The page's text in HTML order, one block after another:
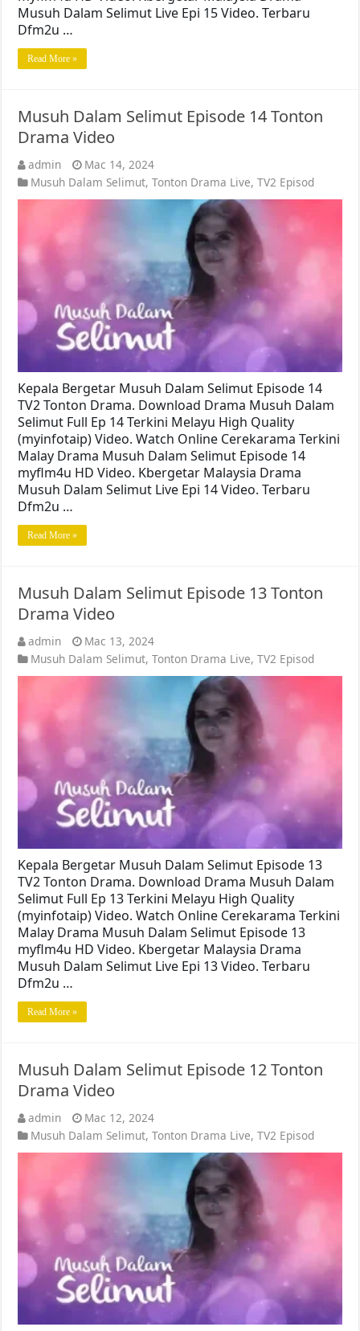
Musuh Dalam Selimut Live Epi 15 Video. Terbaru
Dfm2u …
Read More »
Musuh Dalam Selimut Episode 14 Tonton
Drama Video
admin
Mac 14, 2024
Musuh Dalam Selimut,Tonton Drama Live,TV2 Episod
Kepala Bergetar Musuh Dalam Selimut Episode 14
TV2 Tonton Drama. Download Drama Musuh Dalam
Selimut Full Ep 14 Terkini Melayu High Quality
(myinfotaip) Video. Watch Online Cerekarama Terkini
Malay Drama Musuh Dalam Selimut Episode 14
myflm4u HD Video. Kbergetar Malaysia Drama
Musuh Dalam Selimut Live Epi 14 Video. Terbaru
Dfm2u …
Read More »
Musuh Dalam Selimut Episode 13 Tonton
Drama Video
admin
Mac 13, 2024
Musuh Dalam Selimut,Tonton Drama Live,TV2 Episod
Kepala Bergetar Musuh Dalam Selimut Episode 13
TV2 Tonton Drama. Download Drama Musuh Dalam
Selimut Full Ep 13 Terkini Melayu High Quality
(myinfotaip) Video. Watch Online Cerekarama Terkini
Malay Drama Musuh Dalam Selimut Episode 13
myflm4u HD Video. Kbergetar Malaysia Drama
Musuh Dalam Selimut Live Epi 13 Video. Terbaru
Dfm2u …
Read More »
Musuh Dalam Selimut Episode 12 Tonton
Drama Video
admin
Mac 12, 2024
Musuh Dalam Selimut,Tonton Drama Live,TV2 Episod